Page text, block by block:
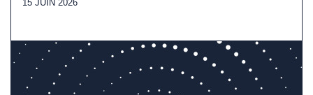
15 JUIN 2026